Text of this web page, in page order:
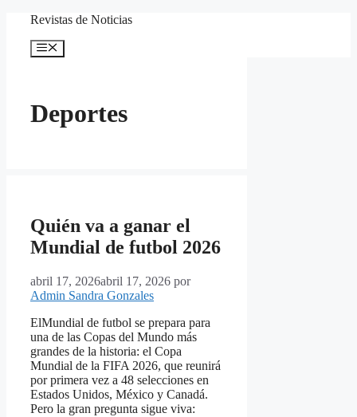
Saltar
contenido
Revistas de Noticias
Menú
Deportes
Quién va a ganar el
Mundial de futbol 2026
abril 17, 2026abril 17, 2026 por
Admin Sandra Gonzales
ElMundial de futbol se prepara para
una de las Copas del Mundo más
grandes de la historia: el Copa
Mundial de la FIFA 2026, que reunirá
por primera vez a 48 selecciones en
Estados Unidos, México y Canadá.
Pero la gran pregunta sigue viva: